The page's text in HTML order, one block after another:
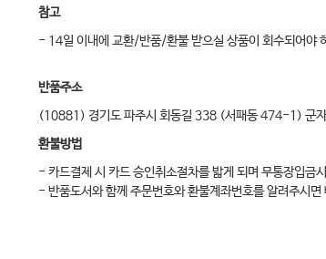
참고
- 14일 이내에 교환/반품/환불 받으실 상품이 회수되어야
반품주소
(10881) 경기도 파주시 회동길 338 (서패동 474-1) 군
환불방법
- 카드결제 시 카드 승인취소절차를 밟게 되며 무통장입금
- 반품도서와 함께 주문번호와 환불계좌번호를 알려주시면